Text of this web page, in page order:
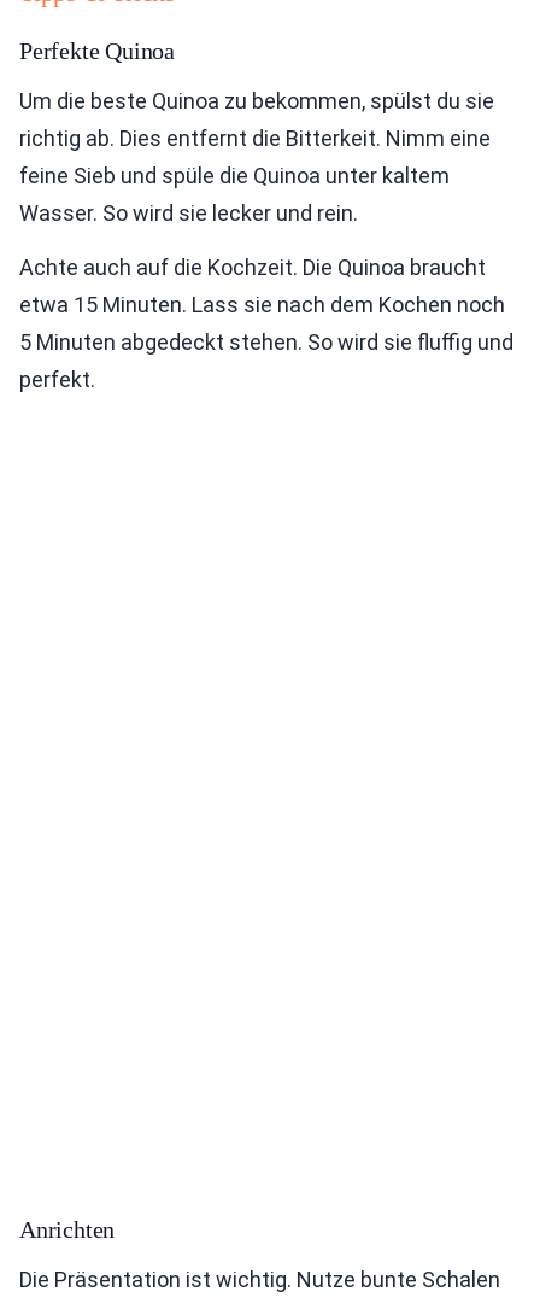
Perfekte Quinoa
Um die beste Quinoa zu bekommen, spülst du sie
richtig ab. Dies entfernt die Bitterkeit. Nimm eine
feine Sieb und spüle die Quinoa unter kaltem
Wasser. So wird sie lecker und rein.
Achte auch auf die Kochzeit. Die Quinoa braucht
etwa 15 Minuten. Lass sie nach dem Kochen noch
5 Minuten abgedeckt stehen. So wird sie fluffig und
perfekt.
Anrichten
Die Präsentation ist wichtig. Nutze bunte Schalen